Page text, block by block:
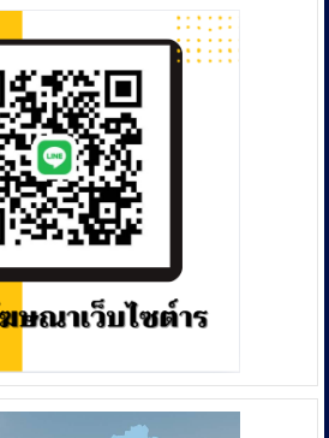
พุฒ
า
ย์
ร้อง
สอบ
เจ้า
อาวาส
วัด
บ้าน
ด่าน
ใช้
เงิน
วัด
ไม่